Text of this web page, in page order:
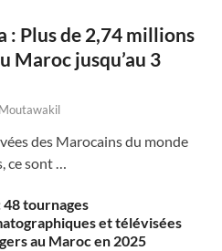
Plus de 2,74 millions
Maroc jusqu’au 3
des Marocains du monde
ce sont …
48 tournages
et télévisées
au Maroc en 2025